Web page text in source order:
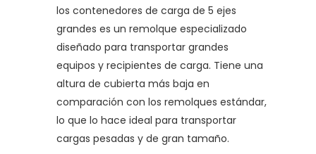
los contenedores de carga de 5 ejes
grandes es un remolque especializado
diseñado para transportar grandes
equipos y recipientes de carga. Tiene una
altura de cubierta más baja en
comparación con los remolques estándar,
lo que lo hace ideal para transportar
cargas pesadas y de gran tamaño.